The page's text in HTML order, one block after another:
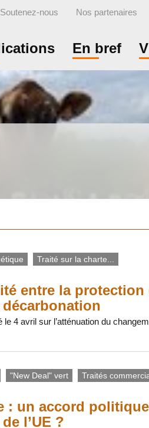
Soutenez-nous Nos partenaires
En bref
Traité sur la charte...
entre la protection
4 avril sur l’atténuation du
"New Deal" vert Traités
: un accord
l’UE ?